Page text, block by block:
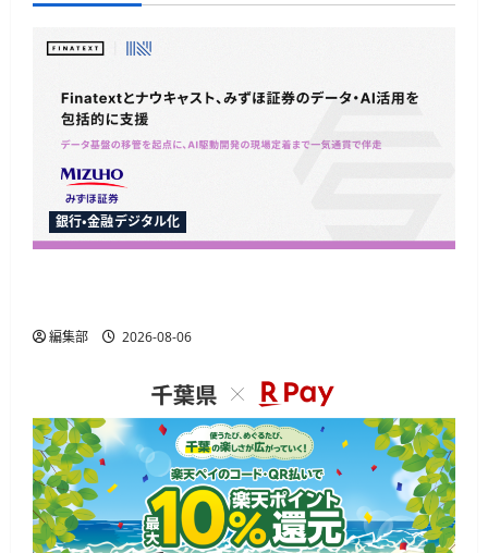
銀行・金融デジタル化
編集部 2026-08-06